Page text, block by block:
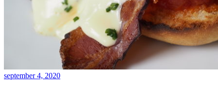
september 4, 2020